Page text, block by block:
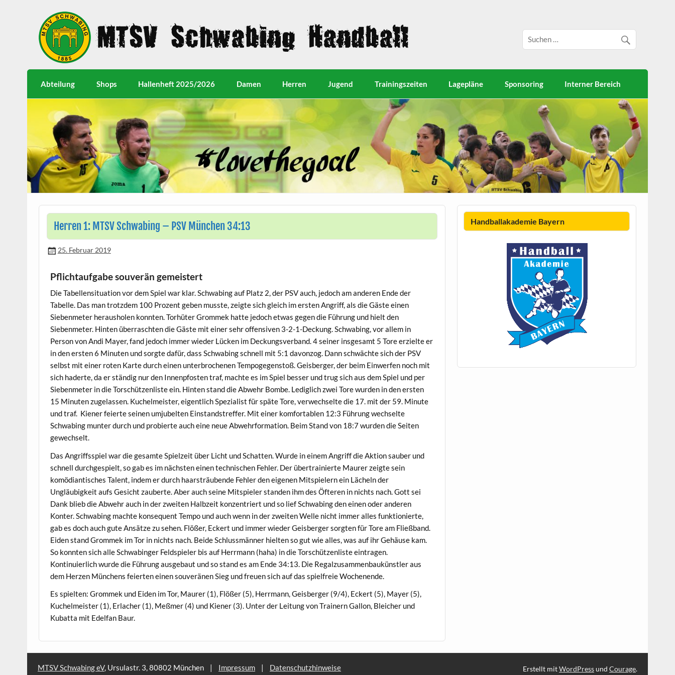
Abteilung Shops Hallenheft 2025/2026 Damen Herren Jugend Trainingszeiten Lagepläne Sponsoring Interner Bereich
Herren 1: MTSV Schwabing – PSV München 34:13
25. Februar 2019
Pflichtaufgabe souverän gemeistert
Die Tabellensituation vor dem Spiel war klar. Schwabing auf Platz 2, der PSV auch, jedoch am anderen Ende der
Tabelle. Das man trotzdem 100 Prozent geben musste, zeigte sich gleich im ersten Angriff, als die Gäste einen
Siebenmeter herausholen konnten. Torhüter Grommek hatte jedoch etwas gegen die Führung und hielt den
Siebenmeter. Hinten überraschten die Gäste mit einer sehr offensiven 3-2-1-Deckung. Schwabing, vor allem in
Person von Andi Mayer, fand jedoch immer wieder Lücken im Deckungsverband. 4 seiner insgesamt 5 Tore erzielte er
in den ersten 6 Minuten und sorgte dafür, dass Schwabing schnell mit 5:1 davonzog. Dann schwächte sich der PSV
selbst mit einer roten Karte durch einen unterbrochenen Tempogegenstoß. Geisberger, der beim Einwerfen noch mit
sich haderte, da er ständig nur den Innenpfosten traf, machte es im Spiel besser und trug sich aus dem Spiel und per
Siebenmeter in die Torschützenliste ein. Hinten stand die Abwehr Bombe. Lediglich zwei Tore wurden in den ersten
15 Minuten zugelassen. Kuchelmeister, eigentlich Spezialist für späte Tore, verwechselte die 17. mit der 59. Minute
und traf. Kiener feierte seinen umjubelten Einstandstreffer. Mit einer komfortablen 12:3 Führung wechselte
Schwabing munter durch und probierte auch eine neue Abwehrformation. Beim Stand von 18:7 wurden die Seiten
gewechselt.
Das Angriffsspiel war die gesamte Spielzeit über Licht und Schatten. Wurde in einem Angriff die Aktion sauber und
schnell durchgespielt, so gab es im nächsten einen technischen Fehler. Der übertrainierte Maurer zeigte sein
komödiantisches Talent, indem er durch haarsträubende Fehler den eigenen Mitspielern ein Lächeln der
Ungläubigkeit aufs Gesicht zauberte. Aber auch seine Mitspieler standen ihm des Öfteren in nichts nach. Gott sei
Dank blieb die Abwehr auch in der zweiten Halbzeit konzentriert und so lief Schwabing den einen oder anderen
Konter. Schwabing machte konsequent Tempo und auch wenn in der zweiten Welle nicht immer alles funktionierte,
gab es doch auch gute Ansätze zu sehen. Flößer, Eckert und immer wieder Geisberger sorgten für Tore am Fließband.
Eiden stand Grommek im Tor in nichts nach. Beide Schlussmänner hielten so gut wie alles, was auf ihr Gehäuse kam.
So konnten sich alle Schwabinger Feldspieler bis auf Herrmann (haha) in die Torschützenliste eintragen.
Kontinuierlich wurde die Führung ausgebaut und so stand es am Ende 34:13. Die Regalzusammenbaukünstler aus
dem Herzen Münchens feierten einen souveränen Sieg und freuen sich auf das spielfreie Wochenende.
Es spielten: Grommek und Eiden im Tor, Maurer (1), Flößer (5), Herrmann, Geisberger (9/4), Eckert (5), Mayer (5),
Kuchelmeister (1), Erlacher (1), Meßmer (4) und Kiener (3). Unter der Leitung von Trainern Gallon, Bleicher und
Kubatta mit Edelfan Baur.
Handballakademie Bayern
MTSV Schwabing eV, Ursulastr. 3, 80802 München Impressum Datenschutzhinweise Erstellt mitWordPressund Courage.